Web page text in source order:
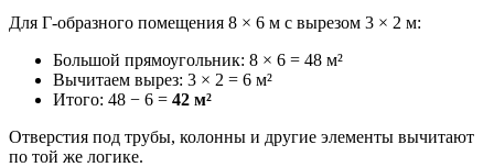
Для Г-образного помещения 8 × 6 м с вырезом 3 × 2 м:
Большой прямоугольник: 8 × 6 = 48 м²
Вычитаем вырез: 3 × 2 = 6 м²
Итого: 48 − 6 = 42 м²
Отверстия под трубы, колонны и другие элементы вычитают
по той же логике.